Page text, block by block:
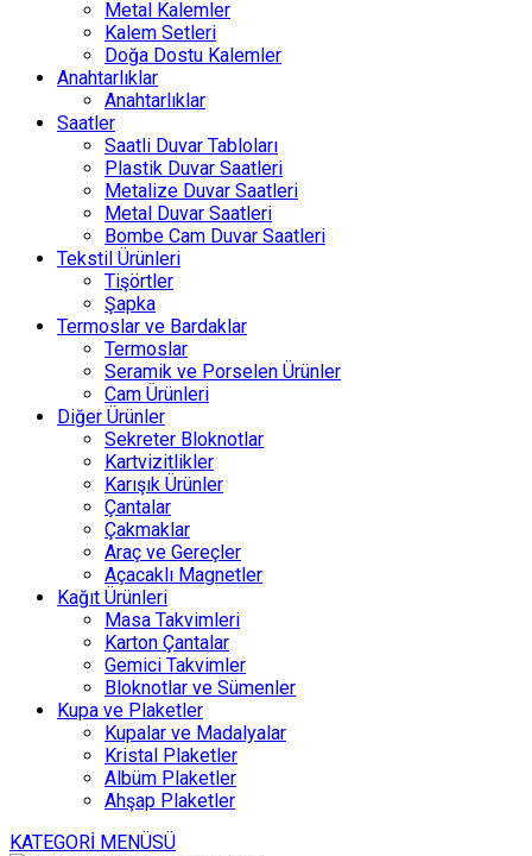
Metal Kalemler
Kalem Setleri
Doğa Dostu Kalemler
Anahtarlıklar
Anahtarlıklar
Saatler
Saatli Duvar Tabloları
Plastik Duvar Saatleri
Metalize Duvar Saatleri
Metal Duvar Saatleri
Bombe Cam Duvar Saatleri
Tekstil Ürünleri
Tişörtler
Şapka
Termoslar ve Bardaklar
Termoslar
Seramik ve Porselen Ürünler
Cam Ürünleri
Diğer Ürünler
Sekreter Bloknotlar
Kartvizitlikler
Karışık Ürünler
Çantalar
Çakmaklar
Araç ve Gereçler
Açacaklı Magnetler
Kağıt Ürünleri
Masa Takvimleri
Karton Çantalar
Gemici Takvimler
Bloknotlar ve Sümenler
Kupa ve Plaketler
Kupalar ve Madalyalar
Kristal Plaketler
Albüm Plaketler
Ahşap Plaketler
KATEGORİ MENÜSÜ